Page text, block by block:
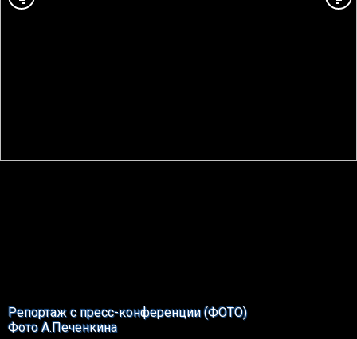
Репортаж с пресс-конференции (ФОТО)
Фото А.Печенкина